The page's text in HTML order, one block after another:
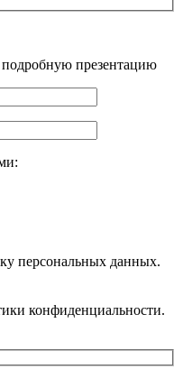
презентацию
персональных данных.
конфиденциальности.